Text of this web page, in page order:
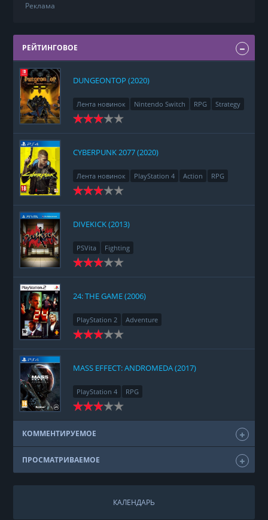
Реклама
РЕЙТИНГОВОЕ
DUNGEONTOP (2020)
Лента новинок Nintendo Switch RPG Strategy
CYBERPUNK 2077 (2020)
Лента новинок PlayStation 4 Action
RPG
Racing
Adventure
DIVEKICK (2013)
PSVita Fighting
24: THE GAME (2006)
PlayStation 2 Adventure
MASS EFFECT: ANDROMEDA (2017)
PlayStation 4 RPG
КОММЕНТИРУЕМОЕ
ПРОСМАТРИВАЕМОЕ
КАЛЕНДАРЬ